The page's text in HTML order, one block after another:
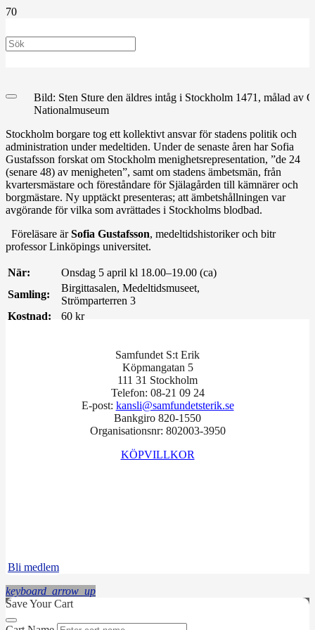
Bild: Sten Sture den äldres intåg i Stockholm 1471, målad av
Nationalmuseum
Stockholm borgare tog ett kollektivt ansvar för stadens politik och
administration under medeltiden. Under de senaste åren har Sofia
Gustafsson forskat om Stockholm menighetsrepresentation, ”de 24
(senare 48) av menigheten”, samt om stadens ämbetsmän, från
kvartersmästare och föreståndare för Själagården till kämnärer och
borgmästare. Ny upptäckt presenteras; att ämbetshållningen var
avgörande för vilka som avrättades i Stockholms blodbad.
Föreläsare ärSofia Gustafsson, medeltidshistoriker och bitr
professor Linköpings universitet.
När:
Onsdag 5 april kl 18.00–19.00 (ca)
Samling:
Birgittasalen, Medeltidsmuseet,
Strömparterren 3
Kostnad:
60 kr
Samfundet S:t Erik
Köpmangatan 5
111 31 Stockholm
Telefon: 08-21 09 24
E-post: kansli@samfundetsterik.se
Bankgiro 820-1550
Organisationsnr: 802003-3950
KÖPVILLKOR
Bli medlem
keyboard_arrow_up
Save Your Cart